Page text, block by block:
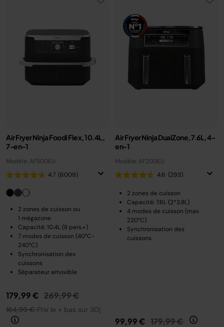
Air Fryer Ninja Foodi Flex, 10.4L,
7-en-1
Modèle: AF500EU
4.7 (6009)
2 zones de cuisson ou
1 mégazone
Capacité: 10.4L (8 pers.+)
7 modes de cuisson (40°C-
240°C)
Synchronisation des
cuissons
Séparateur amovible
179,99 € Prix réduit de
269,99 €au
164,99 €Prix le + bas sur 30j
Air Fryer Ninja DualZone, 7.6L, 4-
en-1
Modèle: AF200EU
4.6 (293)
2 zones de cuisson
Capacité: 7.6L (2*3.8L)
4 modes de cuisson (max
220°C)
Synchronisation des
cuissons
99,99 € Prix réduit de
179,99 € au